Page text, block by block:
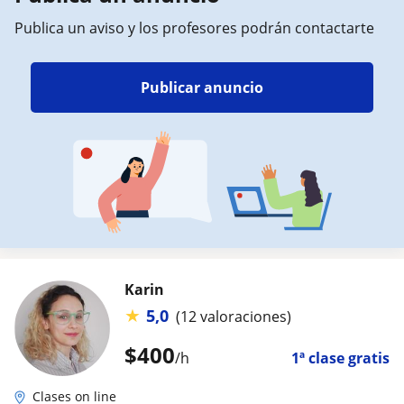
Publica un aviso y los profesores podrán contactarte
Publicar anuncio
$400/h 1ª clase gratis
Karin
★ 5,0 (12 valoraciones)
Clases on line